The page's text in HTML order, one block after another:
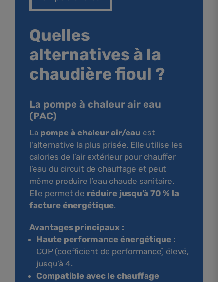
Quelles
alternatives à la
chaudière fioul ?
La pompe à chaleur air eau
(PAC)
La pompe à chaleur air/eau est
l'alternative la plus prisée. Elle utilise les
calories de l’air extérieur pour chauffer
l’eau du circuit de chauffage et peut
même produire l’eau chaude sanitaire.
Elle permet de réduire jusqu’à 70 % la
facture énergétique.
Avantages principaux :
Haute performance énergétique :
COP (coefficient de performance) élevé,
jusqu’à 4.
Compatible avec le chauffage